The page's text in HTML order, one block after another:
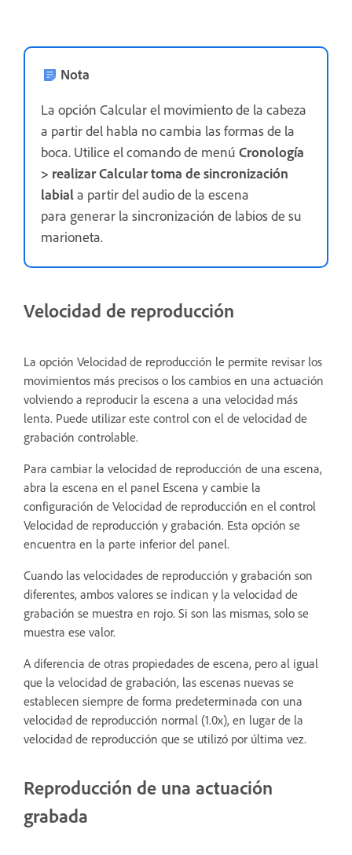
Nota
La opción Calcular el movimiento de la cabeza
a partir del habla no cambia las formas de la
boca. Utilice el comando de menú Cronología
> realizar Calcular toma de sincronización
labiala partir del audio de la escena
para generar la sincronización de labios de su
marioneta.
Velocidad de reproducción
La opción Velocidad de reproducción le permite revisar los
movimientos más precisos o los cambios en una actuación
volviendo a reproducir la escena a una velocidad más
lenta. Puede utilizar este control con el de velocidad de
grabación controlable.
Para cambiar la velocidad de reproducción de una escena,
abra la escena en el panel Escena y cambie la
configuración de Velocidad de reproducción en el control
Velocidad de reproducción y grabación. Esta opción se
encuentra en la parte inferior del panel.
Cuando las velocidades de reproducción y grabación son
diferentes, ambos valores se indican y la velocidad de
grabación se muestra en rojo. Si son las mismas, solo se
muestra ese valor.
A diferencia de otras propiedades de escena, pero al igual
que la velocidad de grabación, las escenas nuevas se
establecen siempre de forma predeterminada con una
velocidad de reproducción normal (1.0x), en lugar de la
velocidad de reproducción que se utilizó por última vez.
Reproducción de una actuación
grabada